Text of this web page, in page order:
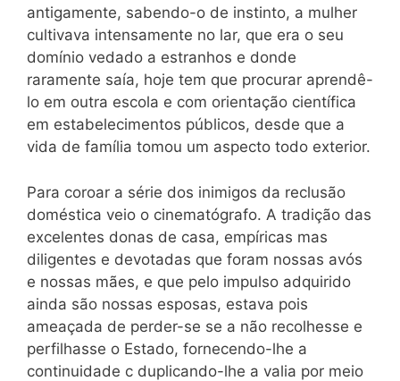
antigamente, sabendo-o de instinto, a mulher
cultivava intensamente no lar, que era o seu
domínio vedado a estranhos e donde
raramente saía, hoje tem que procurar aprendê-
lo em outra escola e com orientação científica
em estabelecimentos públicos, desde que a
vida de família tomou um aspecto todo exterior.
Para coroar a série dos inimigos da reclusão
doméstica veio o cinematógrafo. A tradição das
excelentes donas de casa, empíricas mas
diligentes e devotadas que foram nossas avós
e nossas mães, e que pelo impulso adquirido
ainda são nossas esposas, estava pois
ameaçada de perder-se se a não recolhesse e
perfilhasse o Estado, fornecendo-lhe a
continuidade c duplicando-lhe a valia por meio